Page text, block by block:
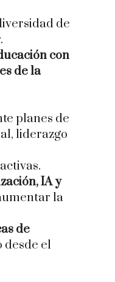
de
con
de la
planes de
liderazgo
IA y
la
de
desde el